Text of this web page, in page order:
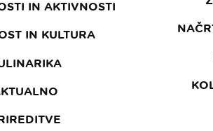
IN AKTIVNOSTI
IN KULTURA